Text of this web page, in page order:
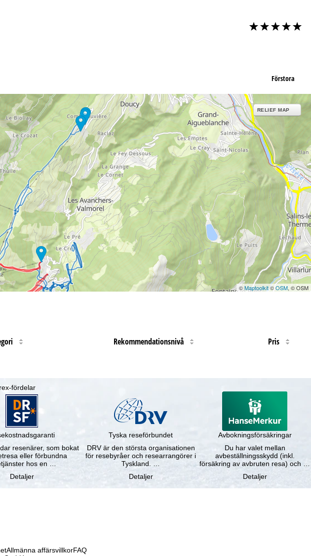
Förstora
RELIEF MAP
©Maptoolkit©OSM, © OSM
Rekommendationsnivå Pris
fördelar
resenärer, som bokat
eller förbundna
hos en …
Detaljer
Tyska reseförbundet
DRV är den största organisationen
för resebyråer och researrangörer i
Tyskland. …
Detaljer
Avbokningsförsäkringar
Du har valet mellan
avbeställningsskydd (inkl.
försäkring av avbruten resa) och …
Detaljer
Allmänna affärsvillkorFAQ